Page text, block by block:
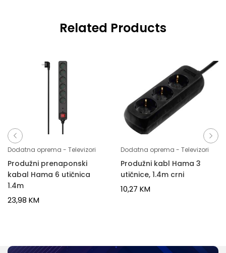
Related Products
Dodatna oprema - Televizori
Produžni prenaponski
kabal Hama 6 utičnica
1.4m
23,98 KM
Dodatna oprema - Televizori
Produžni kabl Hama 3
utičnice, 1.4m crni
10,27 KM